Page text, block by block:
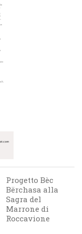
Progetto Bèc
Bërchasa alla
Sagra del
Marrone di
Roccavione